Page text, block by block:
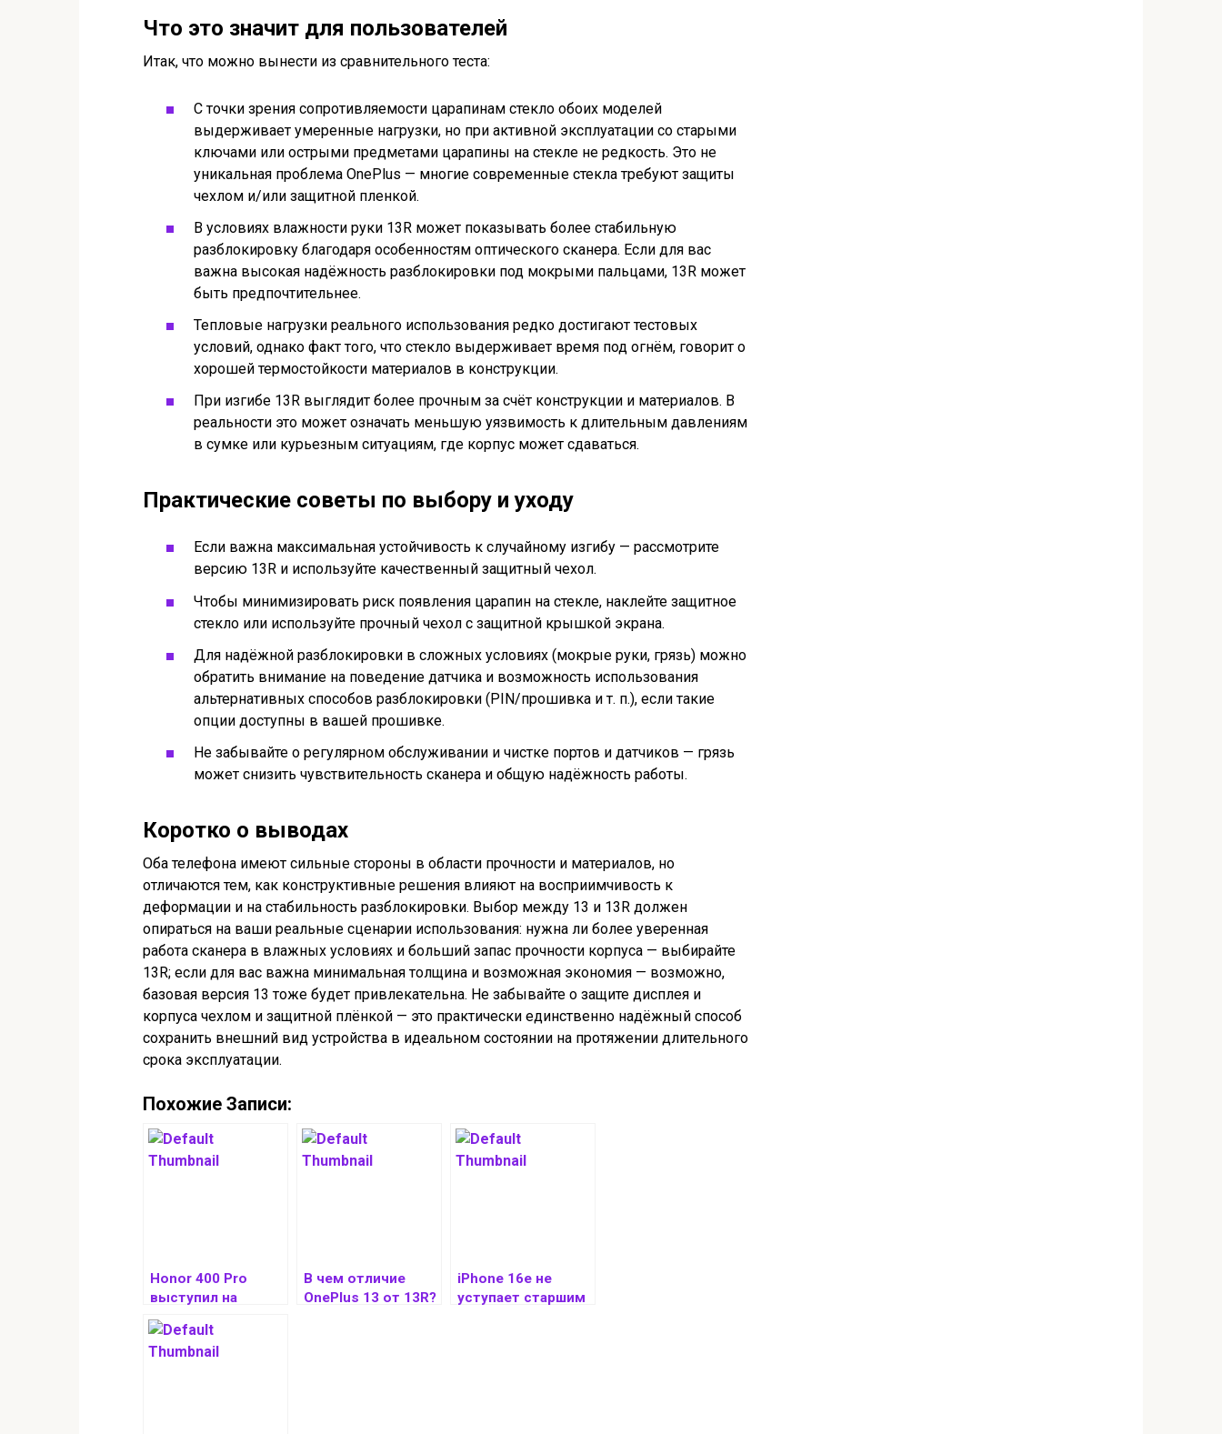
Что это значит для пользователей
Итак, что можно вынести из сравнительного теста:
С точки зрения сопротивляемости царапинам стекло обоих моделей
выдерживает умеренные нагрузки, но при активной эксплуатации со старыми
ключами или острыми предметами царапины на стекле не редкость. Это не
уникальная проблема OnePlus — многие современные стекла требуют защиты
чехлом и/или защитной пленкой.
В условиях влажности руки 13R может показывать более стабильную
разблокировку благодаря особенностям оптического сканера. Если для вас
важна высокая надёжность разблокировки под мокрыми пальцами, 13R может
быть предпочтительнее.
Тепловые нагрузки реального использования редко достигают тестовых
условий, однако факт того, что стекло выдерживает время под огнём, говорит о
хорошей термостойкости материалов в конструкции.
При изгибе 13R выглядит более прочным за счёт конструкции и материалов. В
реальности это может означать меньшую уязвимость к длительным давлениям
в сумке или курьезным ситуациям, где корпус может сдаваться.
Практические советы по выбору и уходу
Если важна максимальная устойчивость к случайному изгибу — рассмотрите
версию 13R и используйте качественный защитный чехол.
Чтобы минимизировать риск появления царапин на стекле, наклейте защитное
стекло или используйте прочный чехол с защитной крышкой экрана.
Для надёжной разблокировки в сложных условиях (мокрые руки, грязь) можно
обратить внимание на поведение датчика и возможность использования
альтернативных способов разблокировки (PIN/прошивка и т. п.), если такие
опции доступны в вашей прошивке.
Не забывайте о регулярном обслуживании и чистке портов и датчиков — грязь
может снизить чувствительность сканера и общую надёжность работы.
Коротко о выводах
Оба телефона имеют сильные стороны в области прочности и материалов, но
отличаются тем, как конструктивные решения влияют на восприимчивость к
деформации и на стабильность разблокировки. Выбор между 13 и 13R должен
опираться на ваши реальные сценарии использования: нужна ли более уверенная
работа сканера в влажных условиях и больший запас прочности корпуса — выбирайте
13R; если для вас важна минимальная толщина и возможная экономия — возможно,
базовая версия 13 тоже будет привлекательна. Не забывайте о защите дисплея и
корпуса чехлом и защитной плёнкой — это практически единственно надёжный способ
сохранить внешний вид устройства в идеальном состоянии на протяжении длительного
срока эксплуатации.
Похожие Записи:
Honor 400 Pro
выступил на
равных с Samsung
S25 в
сравнительном
В чем отличие
OnePlus 13 от 13R?
iPhone 16e не
уступает старшим